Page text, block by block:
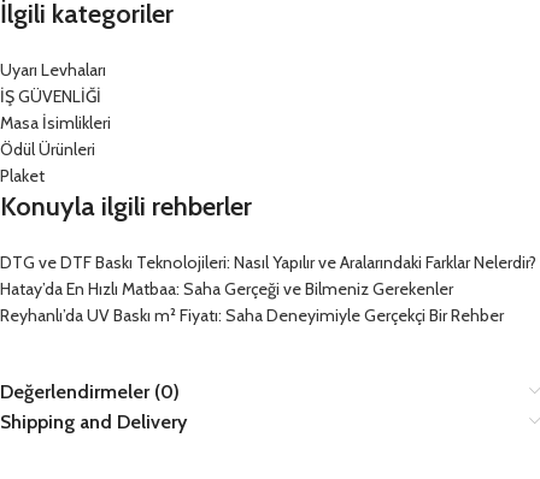
İlgili kategoriler
Uyarı Levhaları
İŞ GÜVENLİĞİ
Masa İsimlikleri
Ödül Ürünleri
Plaket
Konuyla ilgili rehberler
DTG ve DTF Baskı Teknolojileri: Nasıl Yapılır ve Aralarındaki Farklar Nelerdir?
Hatay’da En Hızlı Matbaa: Saha Gerçeği ve Bilmeniz Gerekenler
Reyhanlı’da UV Baskı m² Fiyatı: Saha Deneyimiyle Gerçekçi Bir Rehber
Değerlendirmeler (0)
Shipping and Delivery